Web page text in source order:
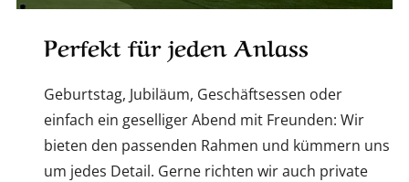
Perfekt für jeden Anlass
Geburtstag, Jubiläum, Geschäftsessen oder
einfach ein geselliger Abend mit Freunden: Wir
bieten den passenden Rahmen und kümmern uns
um jedes Detail. Gerne richten wir auch private